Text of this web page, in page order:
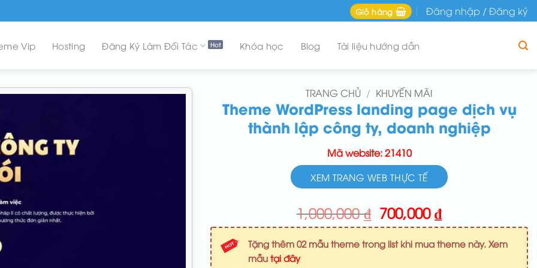
Giỏ hàng Đăng nhập / Đăng ký
Vip Hosting Đăng Ký Làm Đối Tác Khóa học Blog Tài liệu hướng dẫn
TRANG CHỦ / KHUYẾN MÃI
Theme WordPress landing page dịch vụ
thành lập công ty, doanh nghiệp
Mã website: 21410
XEM TRANG WEB THỰC TẾ
1,000,000₫ Giá
gốc
là:
1,000,000 ₫.
700,000₫Giá
hiện
tại
là:
Tặng thêm 02 mẫu theme trong list khi mua theme này. Xem
mẫu tại đây